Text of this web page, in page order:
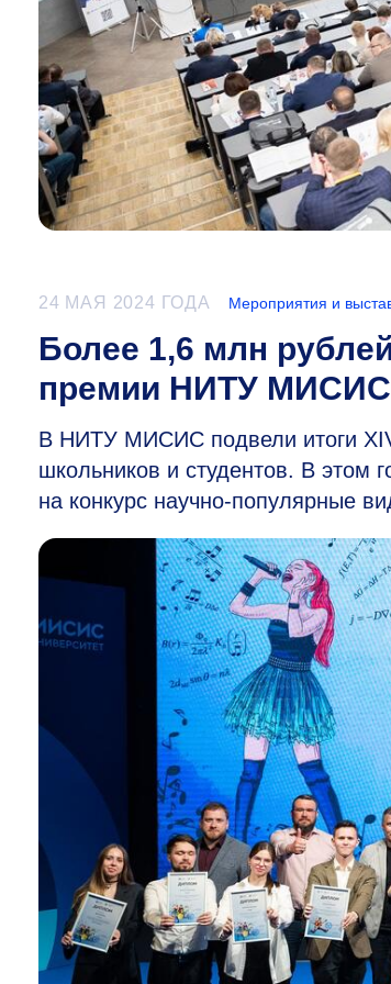
24 МАЯ 2024 ГОДА Мероприятия и
Более 1,6 млн
премии НИТУ МИСИС
В НИТУ МИСИС подвели итоги
школьников и студентов. В этом
на конкурс научно-популярные